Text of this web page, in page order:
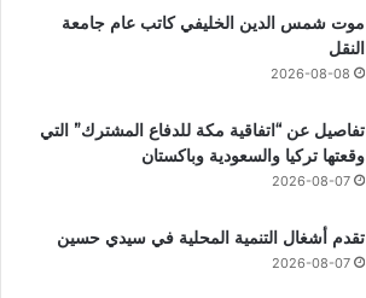
موت شمس الدين الخليفي كاتب عام جامعة
النقل
2026-08-08
تفاصيل عن “اتفاقية مكة للدفاع المشترك” التي
وقعتها تركيا والسعودية وباكستان
2026-08-07
تقدم أشغال التنمية المحلية في سيدي حسين
2026-08-07